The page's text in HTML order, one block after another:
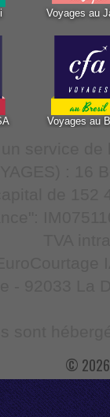
Voyages au
Voyages au
© 2026